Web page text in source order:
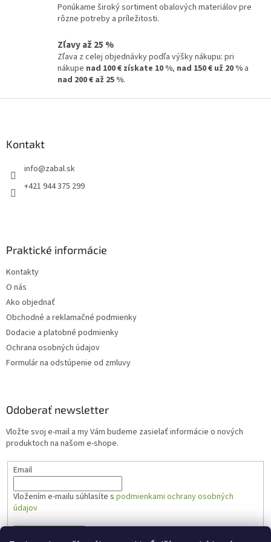
Ponúkame široký sortiment obalových materiálov pre
rôzne potreby a príležitosti.
Zľavy až 25 %
Zľava z celej objednávky podľa výšky nákupu: pri
nákupe nad 100 € získate 10 %, nad 150 € už 20 % a
nad 200 € až 25 %.
Kontakt
info@zabal.sk
+421 944 375 299
Praktické informácie
Kontakty
O nás
Ako objednať
Obchodné a reklamačné podmienky
Dodacie a platobné podmienky
Ochrana osobných údajov
Formulár na odstúpenie od zmluvy
Odoberať newsletter
Vložte svoj e-mail a my Vám budeme zasielať informácie o nových
produktoch na našom e-shope.
Email
Vložením e-mailu súhlasíte s podmienkami ochrany osobných
údajov